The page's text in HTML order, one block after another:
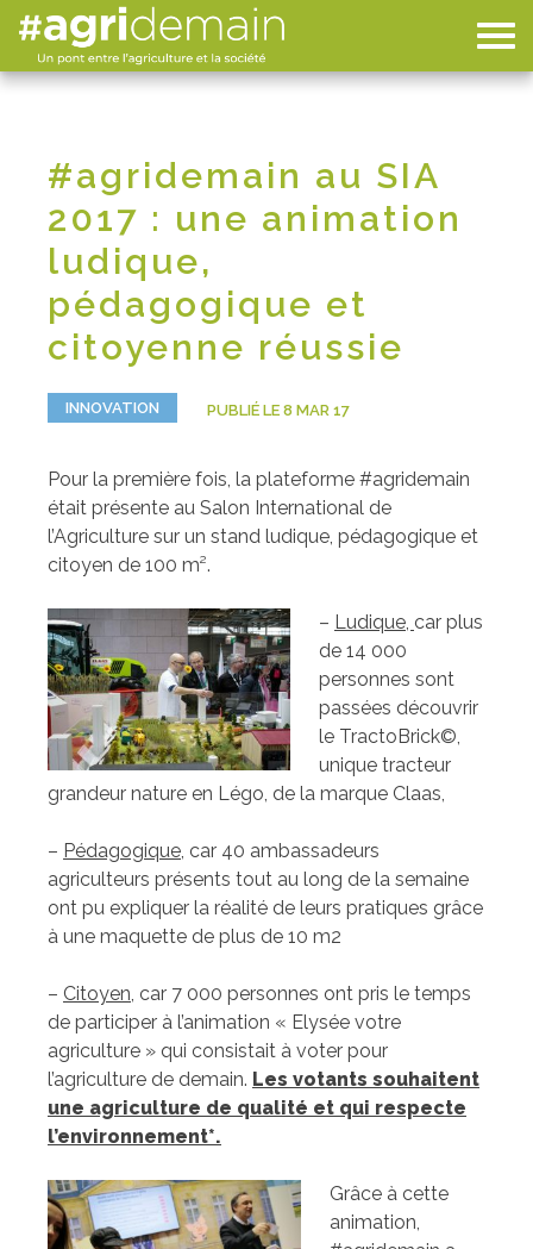
#agridemain au SIA
2017 : une animation
ludique,
pédagogique et
citoyenne réussie
INNOVATION PUBLIÉ LE 8 MAR 17
Pour la première fois, la plateforme #agridemain
était présente au Salon International de
l’Agriculture sur un stand ludique, pédagogique et
citoyen de 100 m².
– Ludique, car plus
de 14 000
personnes sont
passées découvrir
le TractoBrick©,
unique tracteur
grandeur nature en Légo, de la marque Claas,
– Pédagogique, car 40 ambassadeurs
agriculteurs présents tout au long de la semaine
ont pu expliquer la réalité de leurs pratiques grâce
à une maquette de plus de 10 m2
– Citoyen, car 7 000 personnes ont pris le temps
de participer à l’animation « Elysée votre
agriculture » qui consistait à voter pour
l’agriculture de demain. Les votants souhaitent
une agriculture de qualité et qui respecte
l’environnement*.
Grâce à cette
animation,